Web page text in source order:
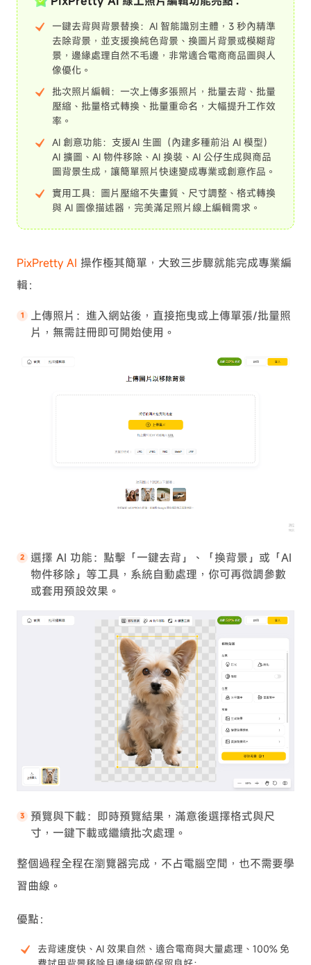
一鍵去背與背景替換：AI 智能識別主體，3 秒內精準
去除背景，並支援換純色背景、換圖片背景或模糊背
景，邊緣處理自然不毛邊，非常適合電商商品圖與人
像優化。
批次照片編輯：一次上傳多張照片，批量去背、批量
壓縮、批量格式轉換、批量重命名，大幅提升工作效
率。
AI 創意功能：支援AI 生圖（內建多種前沿 AI 模型）
AI 擴圖、AI 物件移除、AI 換裝、AI 公仔生成與商品
圖背景生成，讓簡單照片快速變成專業或創意作品。
實用工具：圖片壓縮不失畫質、尺寸調整、格式轉換
與 AI 圖像描述器，完美滿足照片線上編輯需求。
PixPretty AI 操作極其簡單，大致三步驟就能完成專業編
輯：
上傳照片：進入網站後，直接拖曳或上傳單張/批量照
片，無需註冊即可開始使用。
選擇 AI 功能：點擊「一鍵去背」、「換背景」或「AI
物件移除」等工具，系統自動處理，你可再微調參數
或套用預設效果。
預覽與下載：即時預覽結果，滿意後選擇格式與尺
寸，一鍵下載或繼續批次處理。
整個過程全程在瀏覽器完成，不占電腦空間，也不需要學
習曲線。
優點：
去背速度快、AI 效果自然、適合電商與大量處理、100% 免